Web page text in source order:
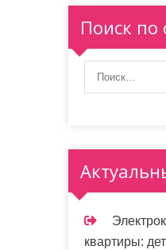
Поиск по
квартиры: